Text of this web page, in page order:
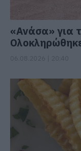
«Ανάσα» για